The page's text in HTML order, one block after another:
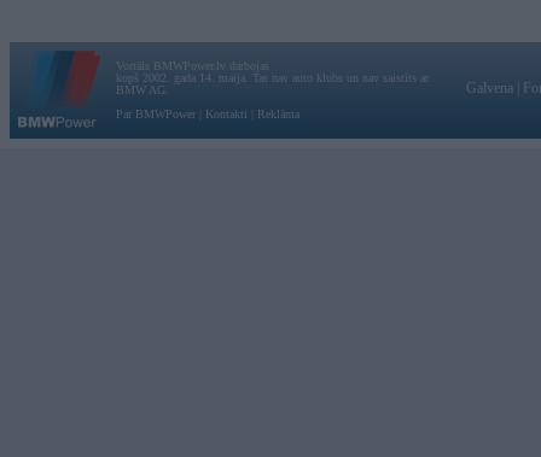
Vortāls BMWPower.lv darbojas
kopš 2002. gada 14. maija. Tas nav auto klubs un nav saistīts ar
BMW AG.
Par BMWPower
Kontakti Reklāma
Galvena